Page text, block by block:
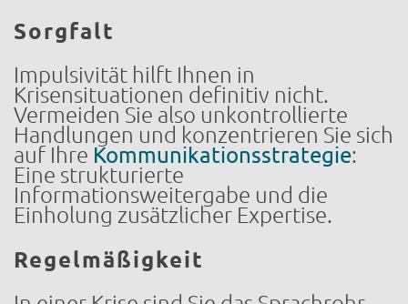
Sorgfalt
Impulsivität hilft Ihnen in
Krisensituationen definitiv nicht.
Vermeiden Sie also unkontrollierte
Handlungen und konzentrieren Sie sich
auf Ihre Kommunikationsstrategie:
Eine strukturierte
Informationsweitergabe und die
Einholung zusätzlicher Expertise.
Regelmäßigkeit